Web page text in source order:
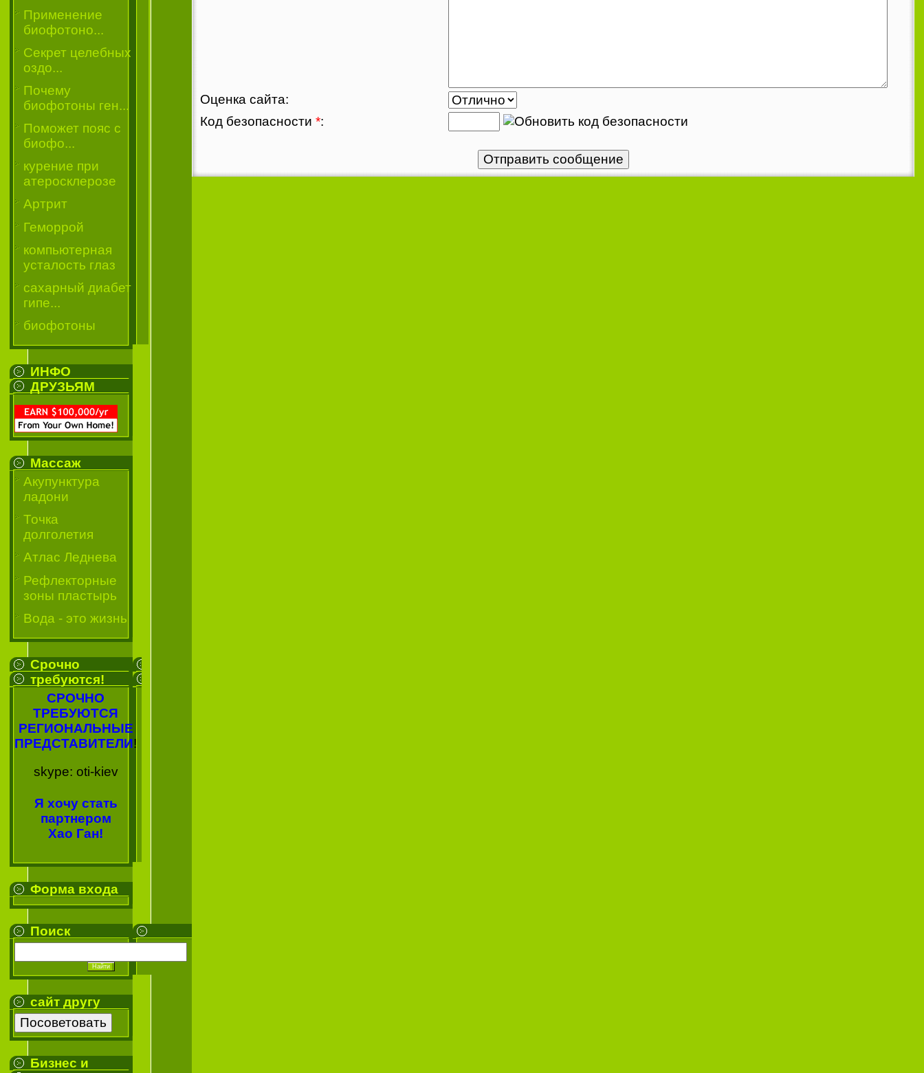
Применение
биофотоно...
Секрет целебных
оздо...
Почему
биофотоны ген...
Поможет пояс с
биофо...
курение при
атеросклерозе
Артрит
Геморрой
компьютерная
усталость глаз
сахарный диабет
гипе...
биофотоны
ИНФО
ДРУЗЬЯМ
Массаж
Акупунктура
ладони
Точка
долголетия
Атлас Леднева
Рефлекторные
зоны пластырь
Вода - это жизнь
Срочно
требуются!
СРОЧНО
ТРЕБУЮТСЯ
РЕГИОНАЛЬНЫЕ
ПРЕДСТАВИТЕЛИ!
skype: oti-kiev
Я хочу стать
партнером
Хао Ган!
Форма входа
Поиск
сайт другу
Бизнес и
Оценка сайта:
Код безопасности *: